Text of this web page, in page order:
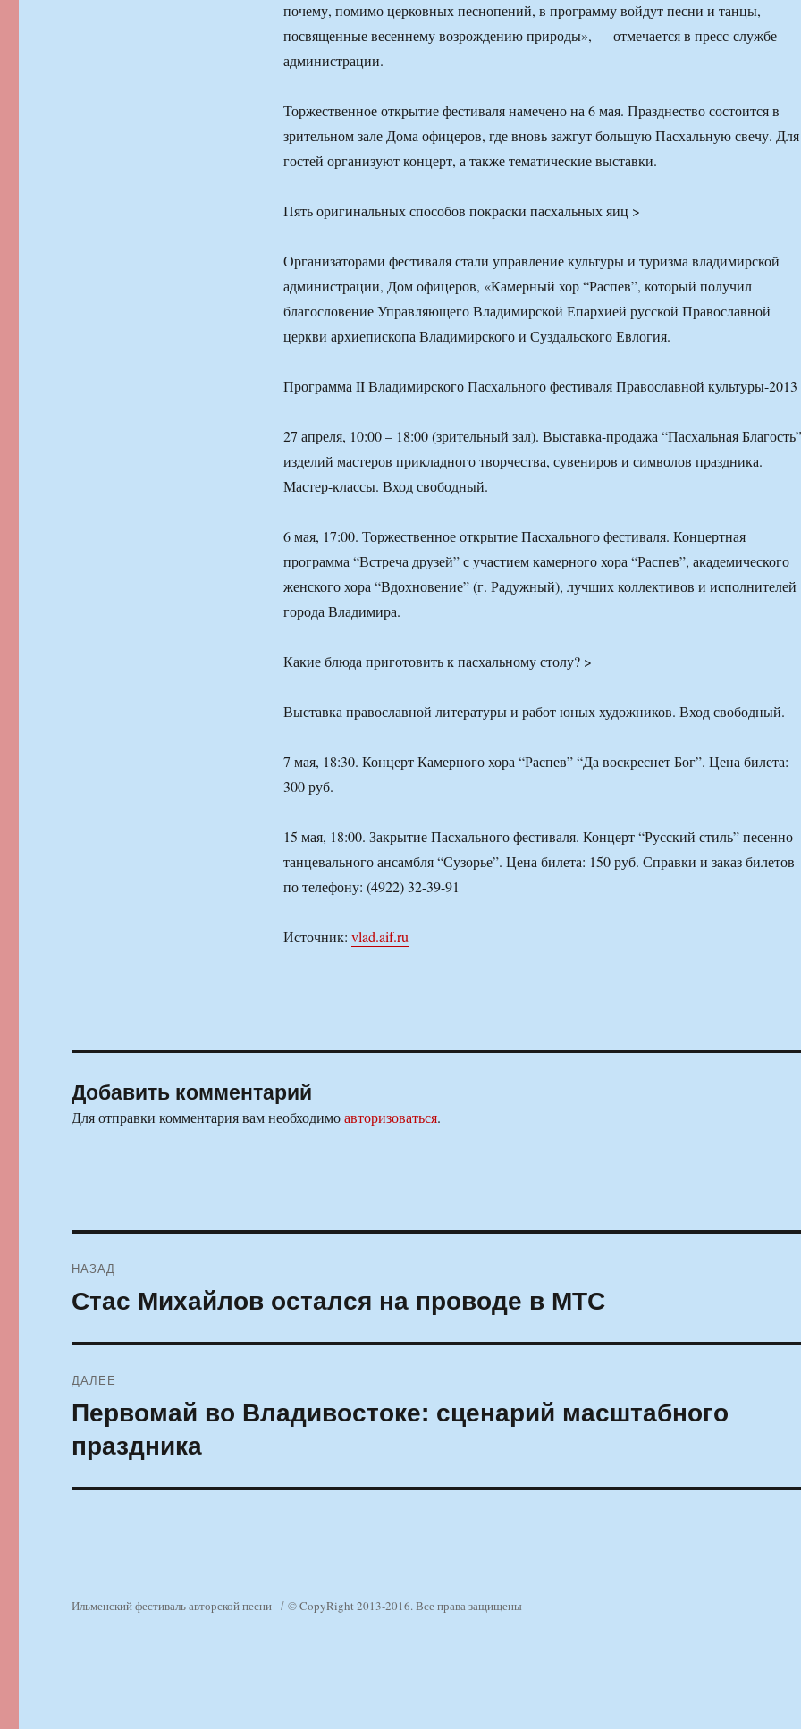
почему, помимо церковных песнопений, в программу войдут песни и танцы,
посвященные весеннему возрождению природы», — отмечается в пресс-службе
администрации.
Торжественное открытие фестиваля намечено на 6 мая. Празднество состоится в
зрительном зале Дома офицеров, где вновь зажгут большую Пасхальную свечу. Для
гостей организуют концерт, а также тематические выставки.
Пять оригинальных способов покраски пасхальных яиц >
Организаторами фестиваля стали управление культуры и туризма владимирской
администрации, Дом офицеров, «Камерный хор “Распев”, который получил
благословение Управляющего Владимирской Епархией русской Православной
церкви архиепископа Владимирского и Суздальского Евлогия.
Программа II Владимирского Пасхального фестиваля Православной культуры-2013
27 апреля, 10:00 – 18:00 (зрительный зал). Выставка-продажа “Пасхальная Благость”
изделий мастеров прикладного творчества, сувениров и символов праздника.
Мастер-классы. Вход свободный.
6 мая, 17:00. Торжественное открытие Пасхального фестиваля. Концертная
программа “Встреча друзей” с участием камерного хора “Распев”, академического
женского хора “Вдохновение” (г. Радужный), лучших коллективов и исполнителей
города Владимира.
Какие блюда приготовить к пасхальному столу? >
Выставка православной литературы и работ юных художников. Вход свободный.
7 мая, 18:30. Концерт Камерного хора “Распев” “Да воскреснет Бог”. Цена билета:
300 руб.
15 мая, 18:00. Закрытие Пасхального фестиваля. Концерт “Русский стиль” песенно-
танцевального ансамбля “Сузорье”. Цена билета: 150 руб. Справки и заказ билетов
по телефону: (4922) 32-39-91
Источник: vlad.aif.ru
Добавить комментарий
Для отправки комментария вам необходимоавторизоваться.
по
НАЗАД
Предыдущая
Стас Михайлов остался на проводе в МТС
ДАЛЕЕ
Следующая
запись:
Первомай во Владивостоке: сценарий масштабного
праздника
Ильменский фестиваль авторской песни © CopyRight 2013-2016. Все права защищены